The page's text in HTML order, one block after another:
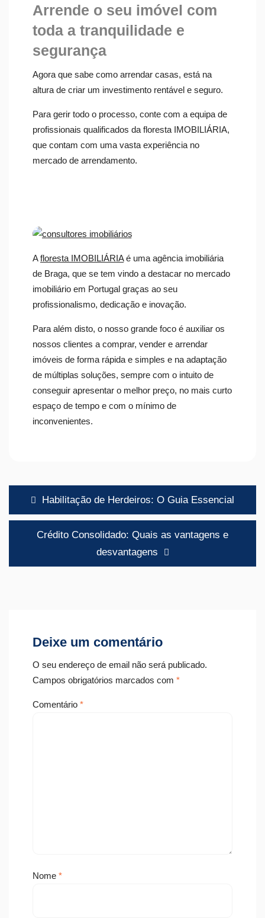
Arrende o seu imóvel com
toda a tranquilidade e
segurança
Agora que sabe como arrendar casas, está na
altura de criar um investimento rentável e seguro.
Para gerir todo o processo, conte com a equipa de
profissionais qualificados da floresta IMOBILIÁRIA,
que contam com uma vasta experiência no
mercado de arrendamento.
Afloresta IMOBILIÁRIAé uma agência imobiliária
de Braga, que se tem vindo a destacar no mercado
imobiliário em Portugal graças ao seu
profissionalismo, dedicação e inovação.
Para além disto, o nosso grande foco é auxiliar os
nossos clientes a comprar, vender e arrendar
imóveis de forma rápida e simples e na adaptação
de múltiplas soluções, sempre com o intuito de
conseguir apresentar o melhor preço, no mais curto
espaço de tempo e com o mínimo de
inconvenientes.
Navegação
de
artigos
Habilitação de Herdeiros: O Guia Essencial
Crédito Consolidado: Quais as vantagens e
desvantagens
Deixe um comentário
O seu endereço de email não será publicado.
Campos obrigatórios marcados com *
Comentário *
Nome *